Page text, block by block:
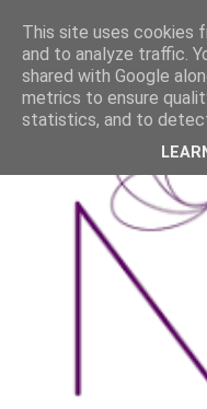
This site uses cookies
and to analyze traffic.
shared with Google
metrics to ensure
statistics, and to